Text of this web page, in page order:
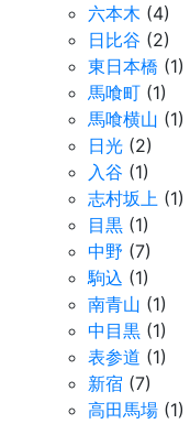
六本木 (4)
日比谷 (2)
東日本橋 (1)
馬喰町 (1)
馬喰横山 (1)
日光 (2)
入谷 (1)
志村坂上 (1)
目黒 (1)
中野 (7)
駒込 (1)
南青山 (1)
中目黒 (1)
表参道 (1)
新宿 (7)
高田馬場 (1)